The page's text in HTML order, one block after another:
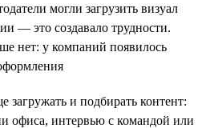
могли загрузить визуал
— это создавало трудности.
нет: у компаний появилось
загружать и подбирать контент:
офиса, интервью с командой или